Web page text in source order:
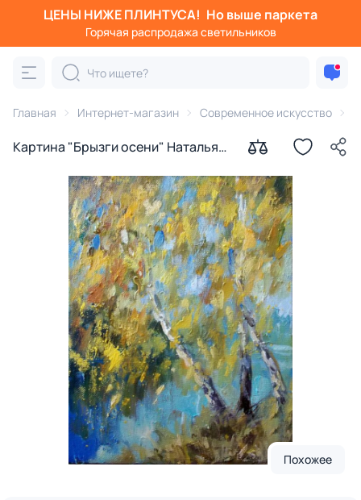
ЦЕНЫ НИЖЕ ПЛИНТУСА! Но выше паркета
Горячая распродажа светильников
Главная Интернет-магазин Современное искусство
Картина "Брызги осени" Наталья
Похожее